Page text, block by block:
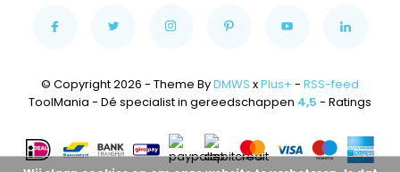
© Copyright 2026 - Theme ByDMWS xPlus+ - RSS-feed
ToolMania - Dé specialist in gereedschappen 4,5 - Ratings